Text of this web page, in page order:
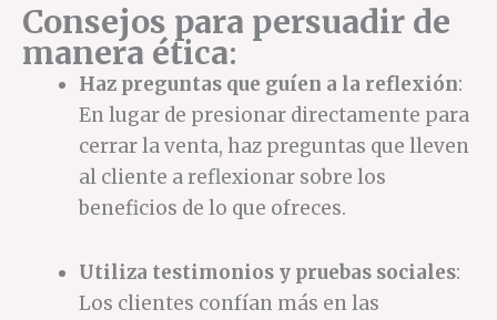
Consejos para persuadir de
manera ética:
Haz preguntas que guíen a la reflexión:
En lugar de presionar directamente para
cerrar la venta, haz preguntas que lleven
al cliente a reflexionar sobre los
beneficios de lo que ofreces.
Utiliza testimonios y pruebas sociales:
Los clientes confían más en las